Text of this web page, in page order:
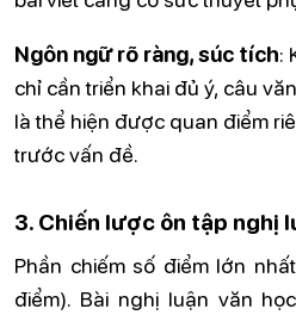
Ngôn ngữ rõ ràng, súc tích:
chỉ cần triển khai đủ ý, câu
là thể hiện được quan điểm
trước vấn đề.
3. Chiến lược ôn tập nghị
Phần chiếm số điểm lớn
điểm). Bài nghị luận văn